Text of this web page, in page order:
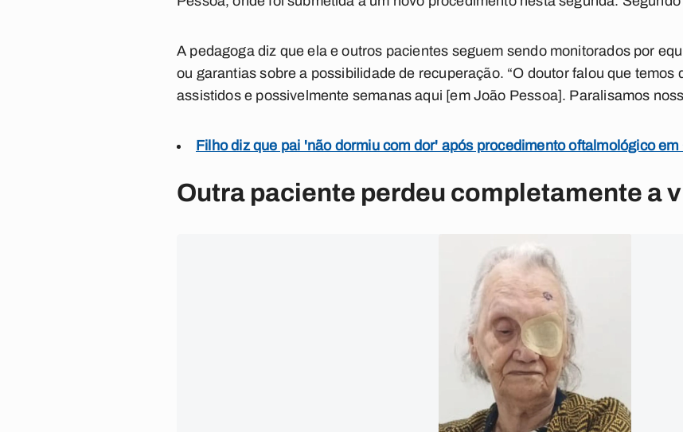
A pedagoga diz que ela e outros pacientes seguem sendo monitorados por
ou garantias sobre a possibilidade de recuperação. “O doutor falou que temos
assistidos e possivelmente semanas aqui [em João Pessoa]. Paralisamos
Filho diz que pai 'não dormiu com dor' após procedimento oftalmológico
Outra paciente perdeu completamente a